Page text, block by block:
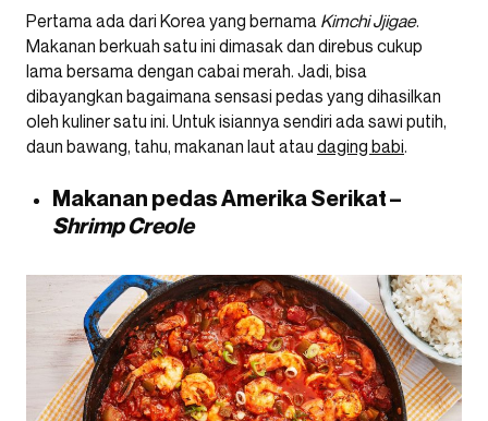
Pertama ada dari Korea yang bernama Kimchi Jjigae.
Makanan berkuah satu ini dimasak dan direbus cukup
lama bersama dengan cabai merah. Jadi, bisa
dibayangkan bagaimana sensasi pedas yang dihasilkan
oleh kuliner satu ini. Untuk isiannya sendiri ada sawi putih,
daun bawang, tahu, makanan laut atau daging babi.
Makanan pedas Amerika Serikat –
Shrimp Creole